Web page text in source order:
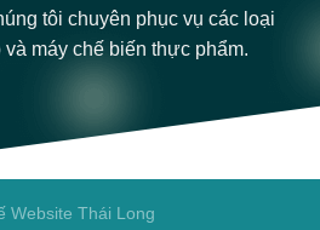
tôi chuyên phục vụ các loại
máy chế biến thực phẩm.
Website Thái Long